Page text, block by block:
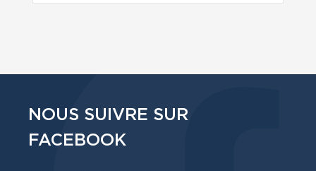
NOUS SUIVRE SUR
FACEBOOK